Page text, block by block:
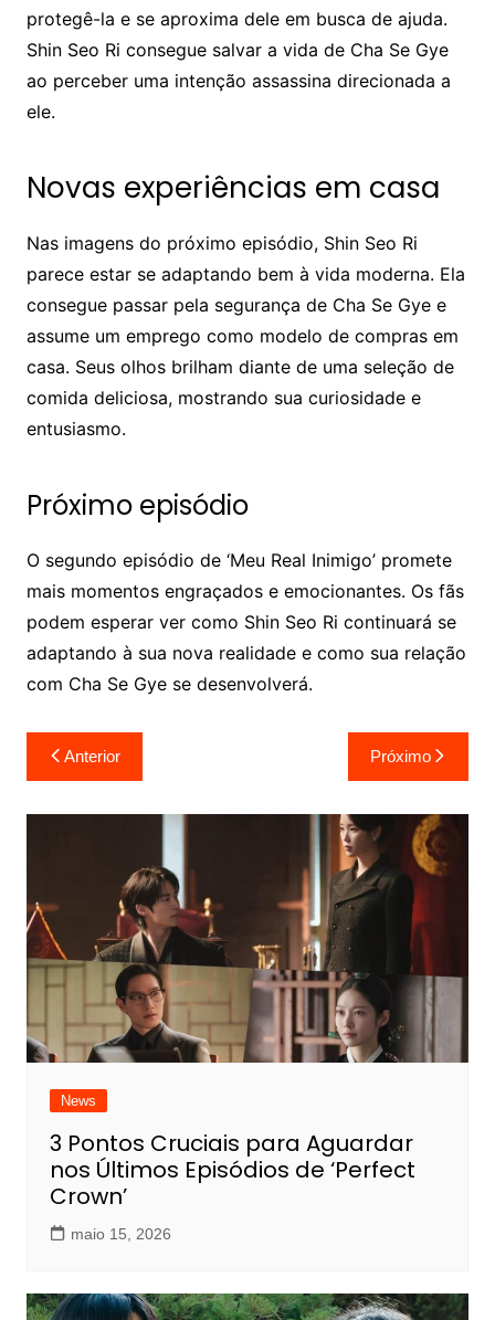
protegê-la e se aproxima dele em busca de ajuda.
Shin Seo Ri consegue salvar a vida de Cha Se Gye
ao perceber uma intenção assassina direcionada a
ele.
Novas experiências em casa
Nas imagens do próximo episódio, Shin Seo Ri
parece estar se adaptando bem à vida moderna. Ela
consegue passar pela segurança de Cha Se Gye e
assume um emprego como modelo de compras em
casa. Seus olhos brilham diante de uma seleção de
comida deliciosa, mostrando sua curiosidade e
entusiasmo.
Próximo episódio
O segundo episódio de ‘Meu Real Inimigo’ promete
mais momentos engraçados e emocionantes. Os fãs
podem esperar ver como Shin Seo Ri continuará se
adaptando à sua nova realidade e como sua relação
com Cha Se Gye se desenvolverá.
Navegação
de
Post
Anterior Próximo
News
3 Pontos Cruciais para Aguardar
nos Últimos Episódios de ‘Perfect
Crown’
maio 15, 2026